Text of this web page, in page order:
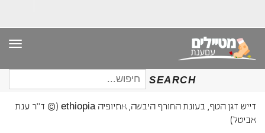
SEARCH
חיפוש
עבור:
דייש דגן הטף, בעונת החורף היבשה, אתיופיה ethiopia (© ד"ר ענת
אביטל)